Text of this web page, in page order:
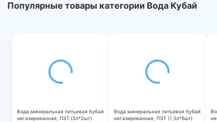
Популярные товары категории Вода Кубай
Вода минеральная питьевая Кубай
негазированная, ПЭТ (5л*2шт)
Вода минеральная питьевая Кубай
негазированная, ПЭТ (1,5л*6шт)